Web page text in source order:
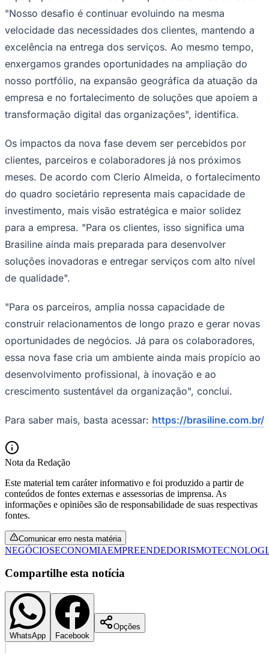
São Paulo
Santos
"Nosso desafio é continuar evoluindo na mesma
velocidade das necessidades dos clientes, mantendo a
excelência na entrega dos serviços. Ao mesmo tempo,
enxergamos grandes oportunidades na ampliação do
nosso portfólio, na expansão geográfica da atuação da
empresa e no fortalecimento de soluções que apoiem a
transformação digital das organizações", identifica.
Os impactos da nova fase devem ser percebidos por
clientes, parceiros e colaboradores já nos próximos
meses. De acordo com Clerio Almeida, o fortalecimento
do quadro societário representa mais capacidade de
investimento, mais visão estratégica e maior solidez
para a empresa. "Para os clientes, isso significa uma
Brasiline ainda mais preparada para desenvolver
soluções inovadoras e entregar serviços com alto nível
de qualidade".
"Para os parceiros, amplia nossa capacidade de
construir relacionamentos de longo prazo e gerar novas
oportunidades de negócios. Já para os colaboradores,
essa nova fase cria um ambiente ainda mais propício ao
desenvolvimento profissional, à inovação e ao
crescimento sustentável da organização", conclui.
Para saber mais, basta acessar: https://brasiline.com.br/
Nota da Redação
Este material tem caráter informativo e foi produzido a partir de
conteúdos de fontes externas e assessorias de imprensa. As
informações e opiniões são de responsabilidade de suas respectivas
fontes.
Comunicar erro nesta matéria
NEGÓCIOSECONOMIAEMPREENDEDORISMO
Compartilhe esta notícia
WhatsApp Facebook
Opções